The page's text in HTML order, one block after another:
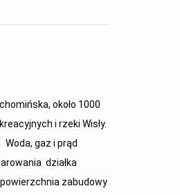
około 1000
i rzeki Wisły.
gaz i prąd
działka
zabudowy